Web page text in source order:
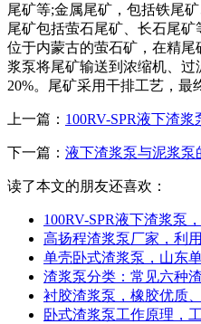
尾矿等;金属尾矿，包括铁尾
尾矿包括萤石尾矿、长石尾
位于内蒙古的萤石矿，在精
浆泵将尾矿输送到浓缩机、
20%。尾矿采用干排工艺，最
上一篇： 100RV-SPR液下渣
下一篇： 液下渣浆泵与泥浆泵
读了本文的朋友还喜欢：
100RV-SPR液下渣浆泵
高扬程渣浆泵厂家，利
单壳卧式渣浆泵，山东
渣浆泵分类：常见六种
衬胶渣浆泵，橡胶优质
卧式渣浆泵工作原理，